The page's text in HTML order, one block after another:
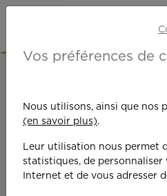
Vos préférences de
Nous utilisons, ainsi que nos
(en savoir plus).
Leur utilisation nous permet
statistiques, de personnaliser
Internet et de vous adresser